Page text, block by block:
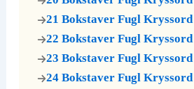
21 Bokstaver Fugl Kryssord
22 Bokstaver Fugl Kryssord
23 Bokstaver Fugl Kryssord
24 Bokstaver Fugl Kryssord